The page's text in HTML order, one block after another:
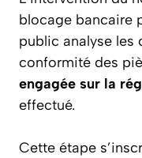
blocage bancaire
public analyse les
conformité des
engagée sur la
effectué.
Cette étape